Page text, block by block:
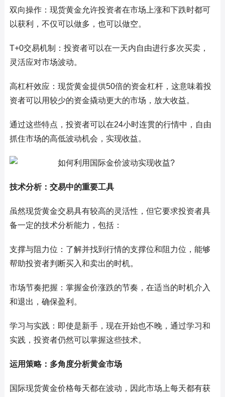
双向操作：现货黄金允许投资者在市场上涨和下跌时都可
以获利，不仅可以做多，也可以做空。
T+0交易机制：投资者可以在一天内自由进行多次买卖，
灵活应对市场波动。
高杠杆效应：现货黄金提供50倍的资金杠杆，这意味着投
资者可以用较少的资金撬动更大的市场，放大收益。
通过这些特点，投资者可以在24小时连贯的行情中，自由
抓住市场的高低波动机会，实现收益。
技术分析：交易中的重要工具
虽然现货黄金交易具有较高的灵活性，但它要求投资者具
备一定的技术分析能力，包括：
支撑与阻力位：了解并找到行情的支撑位和阻力位，能够
帮助投资者判断买入和卖出的时机。
市场节奏把握：掌握金价涨跌的节奏，在适当的时机介入
和退出，确保盈利。
学习与实践：即使是新手，现在开始也不晚，通过学习和
实践，投资者仍然可以掌握这些技术。
运用策略：多角度分析黄金市场
国际现货黄金价格每天都在波动，因此市场上每天都有获